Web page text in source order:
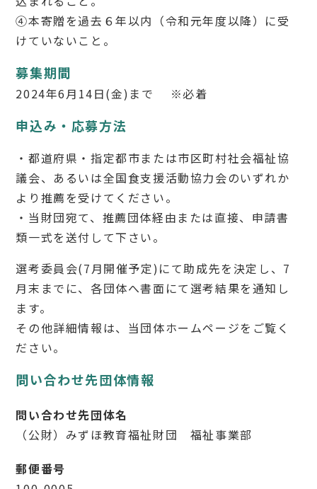
④本寄贈を過去６年以内（令和元年度以降）に受
けていないこと。
募集期間
2024年6月14日(金)まで ※必着
申込み・応募方法
・都道府県・指定都市または市区町村社会福祉協
議会、あるいは全国食支援活動協力会のいずれか
より推薦を受けてください。
・当財団宛て、推薦団体経由または直接、申請書
類一式を送付して下さい。
選考委員会(7月開催予定)にて助成先を決定し、7
月末までに、各団体へ書面にて選考結果を通知し
ます。
その他詳細情報は、当団体ホームページをご覧く
ださい。
問い合わせ先団体情報
問い合わせ先団体名
（公財）みずほ教育福祉財団 福祉事業部
郵便番号